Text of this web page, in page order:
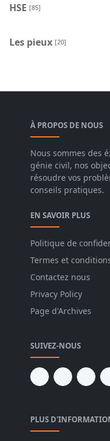
HSE [85]
Les pieux [20]
À PROPOS DE NOUS
Nous sommes des
génie civil, nos
résoudre vos
conseils pratiques.
EN SAVOIR PLUS
Politique de
Termes et
Contactez nous
Privacy Policy
Page d'Archives
SUIVEZ-NOUS
PLUS